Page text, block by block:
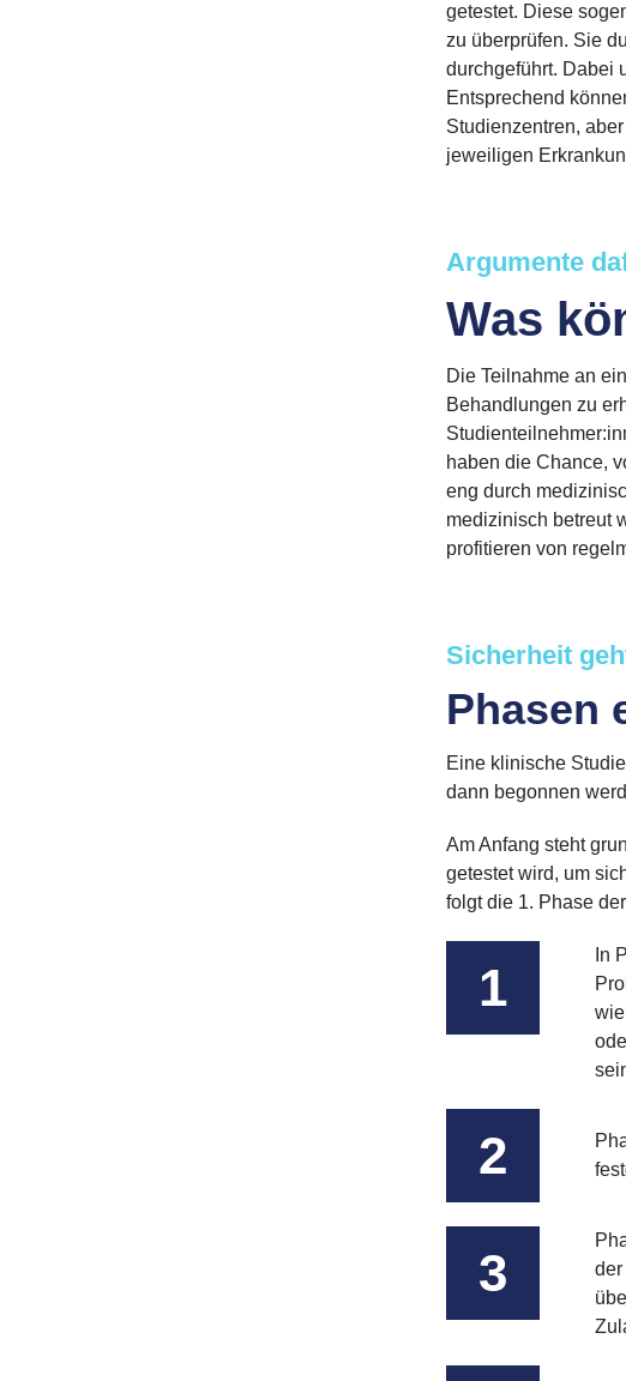
getestet. Diese
zu überprüfen. Sie
durchgeführt. Dabei
Entsprechend
Studienzentren,
jeweiligen
Argumente
Was
Die Teilnahme an
Behandlungen zu
haben die Chance,
eng durch
medizinisch betreut
profitieren von
Sicherheit
Phasen
Eine klinische
dann begonnen
Am Anfang steht
getestet wird, um
folgt die 1. Phase
In
der